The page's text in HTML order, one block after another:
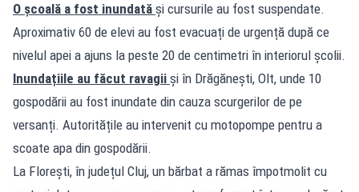
O școală a fost inundată și cursurile au fost suspendate.
Aproximativ 60 de elevi au fost evacuați de urgență după ce
nivelul apei a ajuns la peste 20 de centimetri în interiorul școlii.
Inundațiile au făcut ravagii și în Drăgănești, Olt, unde 10
gospodării au fost inundate din cauza scurgerilor de pe
versanți. Autoritățile au intervenit cu motopompe pentru a
scoate apa din gospodării.
La Florești, în județul Cluj, un bărbat a rămas împotmolit cu